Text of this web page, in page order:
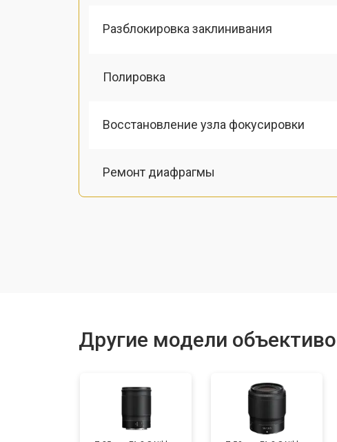
Разблокировка заклинивания
Полировка
Восстановление узла фокусировки
Ремонт диафрагмы
Другие модели